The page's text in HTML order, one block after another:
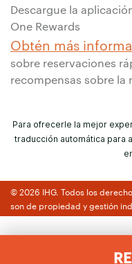
Descargue la
One Rewards
Obtén más
sobre reservaciones
recompensas sobre la
Para ofrecerle la mejor
traducción automática para
© 2026 IHG. Todos los
son de propiedad y gestión